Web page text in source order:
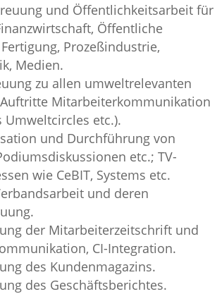
und Öffentlichkeitsarbeit für
Öffentliche
Prozeßindustrie,
Medien.
zu allen umweltrelevanten
Mitarbeiterkommunikation
etc.).
und Durchführung von
etc.; TV-
wie CeBIT, Systems etc.
und deren
der Mitarbeiterzeitschrift und
CI-Integration.
des Kundenmagazins.
des Geschäftsberichtes.